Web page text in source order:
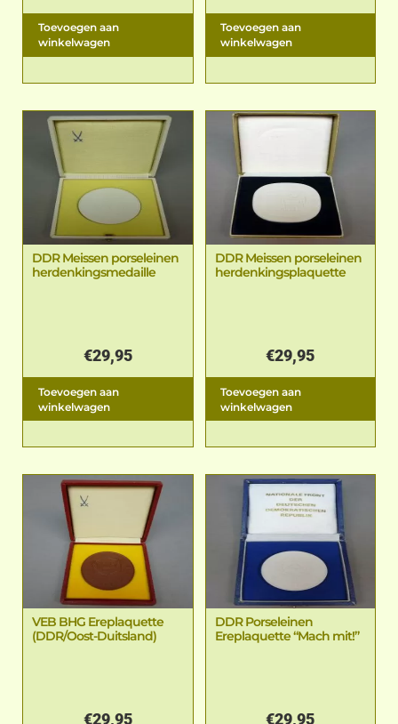
Toevoegen aan
winkelwagen
Toevoegen aan
winkelwagen
DDR Meissen porseleinen
herdenkingsmedaille
€29,95
Toevoegen aan
winkelwagen
DDR Meissen porseleinen
herdenkingsplaquette
€29,95
Toevoegen aan
winkelwagen
VEB BHG Ereplaquette
(DDR/Oost-Duitsland)
€29,95
DDR Porseleinen
Ereplaquette “Mach mit!”
€29,95